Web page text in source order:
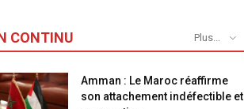
CONTINU Plus...
Amman : Le Maroc réaffirme
son attachement indéfectible et